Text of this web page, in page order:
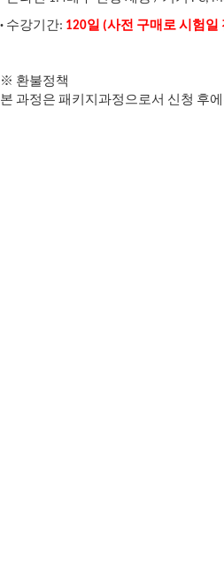
· 수강기간: 120일 (사전 구매로 시험
※ 환불정책
본 과정은 패키지과정으로서 신청 후